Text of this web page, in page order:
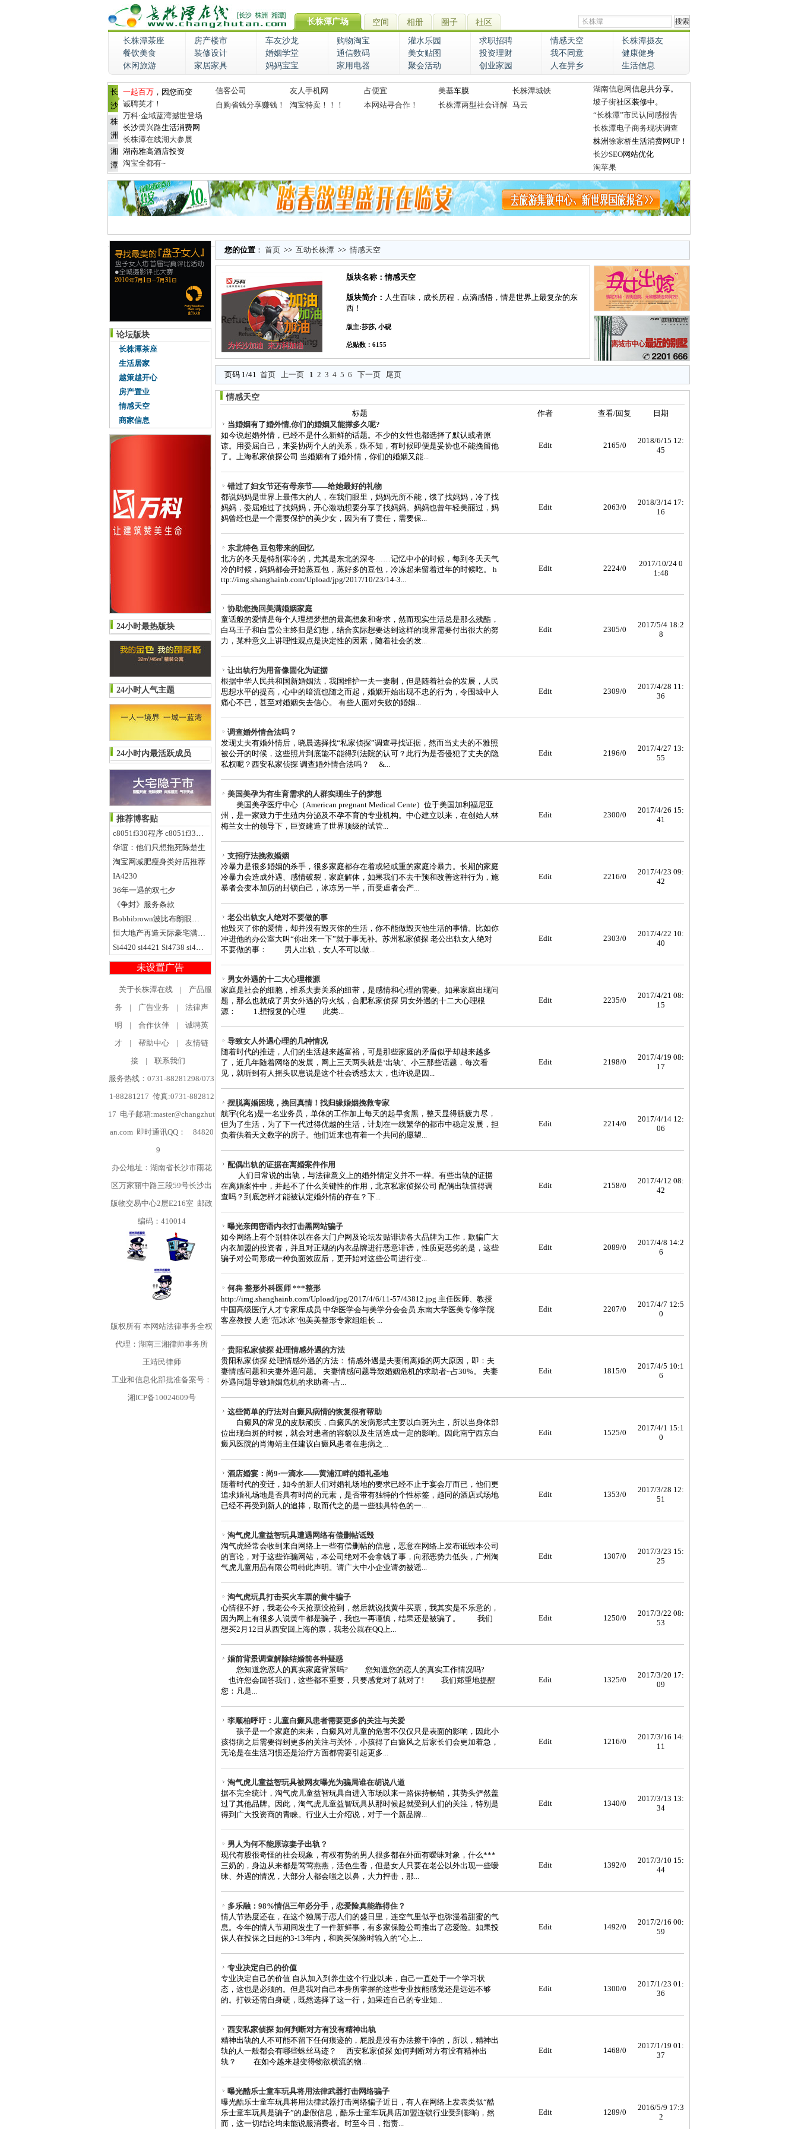
长株潭广场 空间 相册 圈子 社区
长株潭茶座 房产楼市 车友沙龙 购物淘宝 灌水乐园 求职招聘 情感天空
长株潭摄友
餐饮美食
装修设计 婚姻学堂 通信数码 美女贴图 投资理财 我不同意
健康健身
休闲旅游
家居家具 妈妈宝宝 家用电器 聚会活动 创业家园 人在异乡 生活信息
长
沙
株
洲
湘
潭
一起百万 ，因您而变
诚聘英才！
万科·金域蓝湾撼世登场
长沙黄兴路生活消费网
长株潭在线湖大参展
湖南雅高酒店投资
淘宝全都有~
信客公司 友人手机网 占便宜 美基车膜
长株潭城铁
自购省钱分享赚钱！
淘宝特卖！！！ 本网站寻合作！ 长株潭两型社会详解 马云
湖南信息网信息共分享。
坡子街社区装修中。
“长株潭”市民认同感报告
长株潭电子商务现状调查
株洲徐家桥生活消费网UP！
长沙SEO网站优化
淘苹果
论坛版块
长株潭茶座
生活居家
越策越开心
房产置业
情感天空
商家信息
24小时最热版块
24小时人气主题
24小时内最活跃成员
推荐博客贴
c8051f330程序 c8051f330 pdf
华谊：他们只想拖死陈楚生
淘宝网减肥瘦身类好店推荐
IA4230
36年一遇的双七夕
《争封》服务条款
Bobbibrown波比布朗眼线胶分装0.5克送刷 黑棕蓝紫绿灰
恒大地产再造天际豪宅满屋名牌9A精装上市
Si4420 si4421 Si4738 si4739
未设置广告
您的位置 ： 首页 >> 互动长株潭 >> 情感天空
版块名称：情感天空
版块简介： 人生百味，成长历程，点滴感悟，情是世界上最复杂的东
西！
版主:莎莎, 小砚
总贴数：6155
页码 1/41 首页 上一页 1 2 3 4 5 6 下一页 尾页
情感天空
标题
作者 查看/回复
日期
当婚姻有了婚外情,你们的婚姻又能撑多久呢?
如今说起婚外情，已经不是什么新鲜的话题。不少的女性也都选择了默认或者原
谅。用委屈自己，来妥协两个人的关系，殊不知，有时候即便是妥协也不能挽留他
了。上海私家侦探公司 当婚姻有了婚外情，你们的婚姻又能...
Edit 2165/0
2018/6/15 12:
45
错过了妇女节还有母亲节——给她最好的礼物
都说妈妈是世界上最伟大的人，在我们眼里，妈妈无所不能，饿了找妈妈，冷了找
妈妈，委屈难过了找妈妈，开心激动想要分享了找妈妈。妈妈也曾年轻美丽过，妈
妈曾经也是一个需要保护的美少女，因为有了责任，需要保...
Edit 2063/0
2018/3/14 17:
16
东北特色 豆包带来的回忆
北方的冬天是特别寒冷的，尤其是东北的深冬……记忆中小的时候，每到冬天天气
冷的时候，妈妈都会开始蒸豆包，蒸好多的豆包，冷冻起来留着过年的时候吃。 h
ttp://img.shanghainb.com/Upload/jpg/2017/10/23/14-3...
Edit 2224/0
2017/10/24 0
1:48
协助您挽回美满婚姻家庭
童话般的爱情是每个人理想梦想的最高想象和奢求，然而现实生活总是那么残酷，
白马王子和白雪公主终归是幻想，结合实际想要达到这样的境界需要付出很大的努
力，某种意义上讲理性观点是决定性的因素，随着社会的发...
Edit 2305/0
2017/5/4 18:2
8
让出轨行为用音像固化为证据
根据中华人民共和国新婚姻法，我国维护一夫一妻制，但是随着社会的发展，人民
思想水平的提高，心中的暗流也随之而起，婚姻开始出现不忠的行为，令围城中人
痛心不已，甚至对婚姻失去信心。 有些人面对失败的婚姻...
Edit 2309/0
2017/4/28 11:
36
调查婚外情合法吗？
发现丈夫有婚外情后，晓晨选择找“私家侦探”调查寻找证据，然而当丈夫的不雅照
被公开的时候，这些照片到底能不能得到法院的认可？此行为是否侵犯了丈夫的隐
私权呢？西安私家侦探 调查婚外情合法吗？ &...
Edit 2196/0
2017/4/27 13:
55
美国美孕为有生育需求的人群实现生子的梦想
美国美孕医疗中心（American pregnant Medical Cente）位于美国加利福尼亚
州，是一家致力于生殖内分泌及不孕不育的专业机构。中心建立以来，在创始人林
梅兰女士的领导下，巨资建造了世界顶级的试管...
Edit 2300/0
2017/4/26 15:
41
支招疗法挽救婚姻
冷暴力是很多婚姻的杀手，很多家庭都存在着或轻或重的家庭冷暴力。长期的家庭
冷暴力会造成外遇、感情破裂，家庭解体，如果我们不去干预和改善这种行为，施
暴者会变本加厉的封锁自己，冰冻另一半，而受虐者会产...
Edit 2216/0
2017/4/23 09:
42
老公出轨女人绝对不要做的事
他毁灭了你的爱情，却并没有毁灭你的生活，你不能做毁灭他生活的事情。比如你
冲进他的办公室大叫“你出来一下”就于事无补。苏州私家侦探 老公出轨女人绝对
不要做的事： 男人出轨，女人不可以做...
Edit 2303/0
2017/4/22 10:
40
男女外遇的十二大心理根源
家庭是社会的细胞，维系夫妻关系的纽带，是感情和心理的需要。如果家庭出现问
题，那么也就成了男女外遇的导火线，合肥私家侦探 男女外遇的十二大心理根
源： 1.想报复的心理 此类...
Edit 2235/0
2017/4/21 08:
15
导致女人外遇心理的几种情况
随着时代的推进，人们的生活越来越富裕，可是那些家庭的矛盾似乎却越来越多
了，近几年随着网络的发展，网上三天两头就是‘出轨’、小三那些话题，每次看
见，就听到有人摇头叹息说是这个社会诱惑太大，也许说是因...
Edit 2198/0
2017/4/19 08:
17
摆脱离婚困境，挽回真情！找归缘婚姻挽救专家
航宇(化名)是一名业务员，单休的工作加上每天的起早贪黑，整天显得筋疲力尽，
但为了生活，为了下一代过得优越的生活，计划在一线繁华的都市中稳定发展，担
负着供着天文数字的房子。他们近来也有着一个共同的愿望...
Edit 2214/0
2017/4/14 12:
06
配偶出轨的证据在离婚案件作用
人们日常说的出轨，与法律意义上的婚外情定义并不一样。有些出轨的证据
在离婚案件中，并起不了什么关键性的作用，北京私家侦探公司 配偶出轨值得调
查吗？到底怎样才能被认定婚外情的存在？下...
Edit 2158/0
2017/4/12 08:
42
曝光亲闺密语内衣打击黑网站骗子
如今网络上有个别群体以在各大门户网及论坛发贴诽谤各大品牌为工作，欺骗广大
内衣加盟的投资者，并且对正规的内衣品牌进行恶意诽谤，性质更恶劣的是，这些
骗子对公司形成一种负面效应后，更开始对这些公司进行变...
Edit 2089/0
2017/4/8 14:2
6
何犇 整形外科医师 ***整形
http://img.shanghainb.com/Upload/jpg/2017/4/6/11-57/43812.jpg 主任医师、教授
中国高级医疗人才专家库成员 中华医学会与美学分会会员 东南大学医美专修学院
客座教授 人造"范冰冰"包美美整形专家组组长 ...
Edit 2207/0
2017/4/7 12:5
0
贵阳私家侦探 处理情感外遇的方法
贵阳私家侦探 处理情感外遇的方法： 情感外遇是夫妻闹离婚的两大原因，即：夫
妻情感问题和夫妻外遇问题。 夫妻情感问题导致婚姻危机的求助者~占30%。 夫妻
外遇问题导致婚姻危机的求助者~占...
Edit 1815/0
2017/4/5 10:1
6
这些简单的疗法对白癜风病情的恢复很有帮助
白癜风的常见的皮肤顽疾，白癜风的发病形式主要以白斑为主，所以当身体部
位出现白斑的时候，就会对患者的容貌以及生活造成一定的影响。因此南宁西京白
癜风医院的肖海靖主任建议白癜风患者在患病之...
Edit 1525/0
2017/4/1 15:1
0
酒店婚宴：尚9·一滴水——黄浦江畔的婚礼圣地
随着时代的变迁，如今的新人们对婚礼场地的要求已经不止于宴会厅而已，他们更
追求婚礼场地是否具有时尚的元素，是否带有独特的个性标签，趋同的酒店式场地
已经不再受到新人的追捧，取而代之的是一些独具特色的一...
Edit 1353/0
2017/3/28 12:
51
淘气虎儿童益智玩具遭遇网络有偿删帖诋毁
淘气虎经常会收到来自网络上一些有偿删帖的信息，恶意在网络上发布诋毁本公司
的言论，对于这些诈骗网站，本公司绝对不会拿钱了事，向邪恶势力低头，广州淘
气虎儿童用品有限公司特此声明。请广大中小企业请勿被谣...
Edit 1307/0
2017/3/23 15:
25
淘气虎玩具打击买火车票的黄牛骗子
心情很不好，我老公今天抢票没抢到，然后就说找黄牛买票，我其实是不乐意的，
因为网上有很多人说黄牛都是骗子，我也一再谨慎，结果还是被骗了。 我们
想买2月12日从西安回上海的票，我老公就在QQ上...
Edit 1250/0
2017/3/22 08:
53
婚前背景调查解除结婚前各种疑惑
您知道您恋人的真实家庭背景吗? 您知道您的恋人的真实工作情况吗?
也许您会回答我们，这些都不重要，只要感觉对了就对了! 我们郑重地提醒
您：凡是...
Edit 1325/0
2017/3/20 17:
09
李顺柏呼吁：儿童白癜风患者需要更多的关注与关爱
孩子是一个家庭的未来，白癜风对儿童的危害不仅仅只是表面的影响，因此小
孩得病之后需要得到更多的关注与关怀，小孩得了白癜风之后家长们会更加着急，
无论是在生活习惯还是治疗方面都需要引起更多...
Edit 1216/0
2017/3/16 14:
11
淘气虎儿童益智玩具被网友曝光为骗局谁在胡说八道
据不完全统计，淘气虎儿童益智玩具自进入市场以来一路保持畅销，其势头俨然盖
过了其他品牌。因此，淘气虎儿童益智玩具从那时候起就受到人们的关注，特别是
得到广大投资商的青睐。行业人士介绍说，对于一个新品牌...
Edit 1340/0
2017/3/13 13:
34
男人为何不能原谅妻子出轨？
现代有股很奇怪的社会现象，有权有势的男人很多都在外面有暧昧对象，什么***
三奶的，身边从来都是莺莺燕燕，活色生香，但是女人只要在老公以外出现一些暧
昧、外遇的情况，大部分人都会嗤之以鼻，大力抨击，那...
Edit 1392/0
2017/3/10 15:
44
多乐融：98%情侣三年必分手，恋爱险真能靠得住？
情人节热度还在，在这个独属于恋人们的盛日里，连空气里似乎也弥漫着甜蜜的气
息。今年的情人节期间发生了一件新鲜事，有多家保险公司推出了恋爱险。如果投
保人在投保之日起的3-13年内，和购买保险时输入的“心上...
Edit 1492/0
2017/2/16 00:
59
专业决定自己的价值
专业决定自己的价值 自从加入到养生这个行业以来，自己一直处于一个学习状
态，这也是必须的。但是我对自己本身所掌握的这些专业技能感觉还是远远不够
的。打铁还需自身硬，既然选择了这一行，如果连自己的专业知...
Edit 1300/0
2017/1/23 01:
36
西安私家侦探 如何判断对方有没有精神出轨
精神出轨的人不可能不留下任何痕迹的，屁股是没有办法擦干净的，所以，精神出
轨的人一般都会有哪些蛛丝马迹？ 西安私家侦探 如何判断对方有没有精神出
轨？ 在如今越来越变得物欲横流的物...
Edit 1468/0
2017/1/19 01:
37
曝光酷乐士童车玩具将用法律武器打击网络骗子
曝光酷乐士童车玩具将用法律武器打击网络骗子近日，有人在网络上发表类似“酷
乐士童车玩具是骗子”的虚假信息，酷乐士童车玩具店加盟连锁行业受到影响，然
而，这一切结论均未能说服消费者。时至今日，指责...
Edit 1289/0
2016/5/9 17:3
2
关于长株潭在线 |
产品服
务
| 广告业务 |
法律声
明
| 合作伙伴 |
诚聘英
才
| 帮助中心 |
友情链
接
|
联系我们
服务热线：0731-88281298/073
1-88281217 传真:0731-882812
17 电子邮箱:master@changzhut
an.com 即时通讯QQ：
84820
9
办公地址：湖南省长沙市雨花
区万家丽中路三段59号长沙出
版物交易中心2层E216室 邮政
编码：410014
版权所有 本网站法律事务全权
代理：湖南三湘律师事务所
王靖民律师
工业和信息化部批准备案号：
湘ICP备10024609号